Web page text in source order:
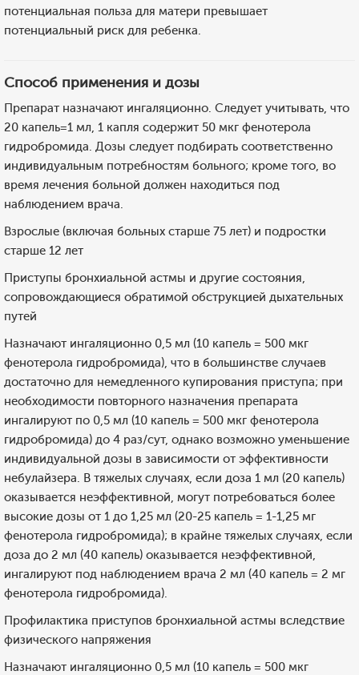
потенциальная польза для матери превышает
потенциальный риск для ребенка.
Способ применения и дозы
Препарат назначают ингаляционно. Следует учитывать, что
20 капель=1 мл, 1 капля содержит 50 мкг фенотерола
гидробромида. Дозы следует подбирать соответственно
индивидуальным потребностям больного; кроме того, во
время лечения больной должен находиться под
наблюдением врача.
Взрослые (включая больных старше 75 лет) и подростки
старше 12 лет
Приступы бронхиальной астмы и другие состояния,
сопровождающиеся обратимой обструкцией дыхательных
путей
Назначают ингаляционно 0,5 мл (10 капель = 500 мкг
фенотерола гидробромида), что в большинстве случаев
достаточно для немедленного купирования приступа; при
необходимости повторного назначения препарата
ингалируют по 0,5 мл (10 капель = 500 мкг фенотерола
гидробромида) до 4 раз/сут, однако возможно уменьшение
индивидуальной дозы в зависимости от эффективности
небулайзера. В тяжелых случаях, если доза 1 мл (20 капель)
оказывается неэффективной, могут потребоваться более
высокие дозы от 1 до 1,25 мл (20-25 капель = 1-1,25 мг
фенотерола гидробромида); в крайне тяжелых случаях, если
доза до 2 мл (40 капель) оказывается неэффективной,
ингалируют под наблюдением врача 2 мл (40 капель = 2 мг
фенотерола гидробромида).
Профилактика приступов бронхиальной астмы вследствие
физического напряжения
Назначают ингаляционно 0,5 мл (10 капель = 500 мкг